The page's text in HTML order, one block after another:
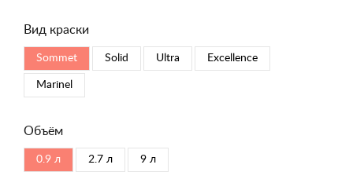
Вид краски
Sommet Solid Ultra Excellence
Marinel
Объём
0.9 л 2.7 л 9 л